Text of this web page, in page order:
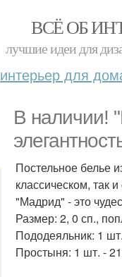
ВСЁ ОБ
лучшие идеи для
интерьер для
В наличии!
Постельное белье
классическом, так
"Мадрид" - это
Размер: 2, 0 сп.,
Пододеяльник: 1
Простыня: 1 шт. -